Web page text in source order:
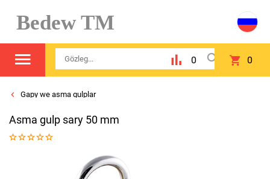
Bedew TM
0 0
Gapy we asma gulplar
Asma gulp sary 50 mm